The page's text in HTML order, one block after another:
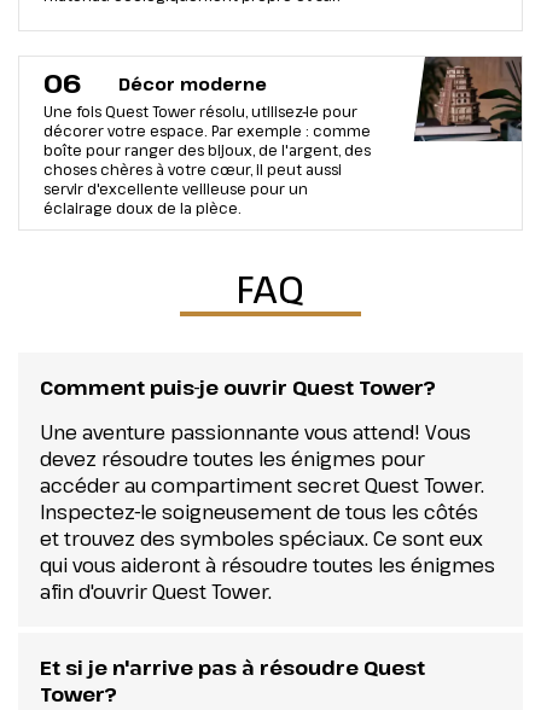
06 Décor moderne
Une fois Quest Tower résolu, utilisez-le pour
décorer votre espace. Par exemple : comme
boîte pour ranger des bijoux, de l'argent, des
choses chères à votre cœur, il peut aussi
servir d'excellente veilleuse pour un
éclairage doux de la pièce.
FAQ
Comment puis-je ouvrir Quest Tower?
Une aventure passionnante vous attend! Vous
devez résoudre toutes les énigmes pour
accéder au compartiment secret Quest Tower.
Inspectez-le soigneusement de tous les côtés
et trouvez des symboles spéciaux. Ce sont eux
qui vous aideront à résoudre toutes les énigmes
afin d'ouvrir Quest Tower.
Et si je n'arrive pas à résoudre Quest
Tower?